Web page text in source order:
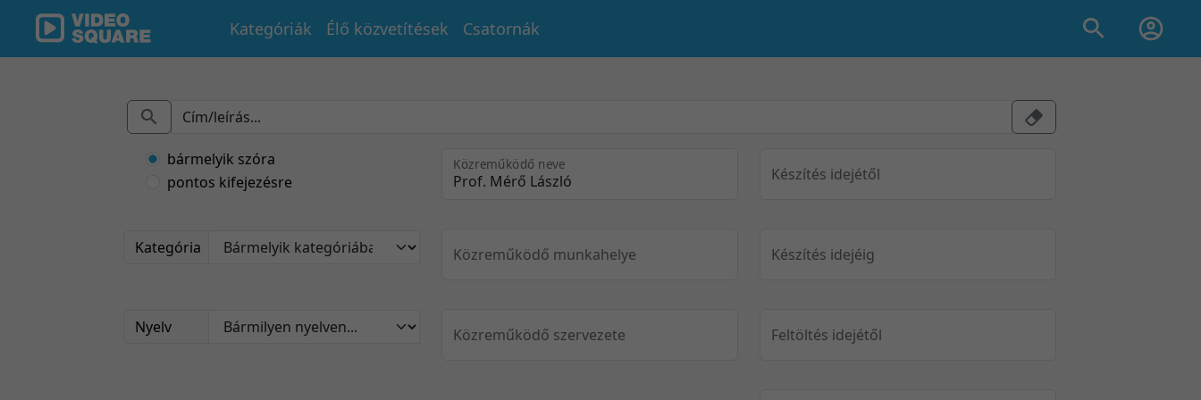
Kategóriák Élő közvetítések Csatornák
bármelyik szóra
pontos kifejezésre
Kategória
Nyelv
Közreműködő neve
Közreműködő munkahelye
Közreműködő szervezete
Készítés idejétől
Készítés idejéig
Feltöltés idejétől